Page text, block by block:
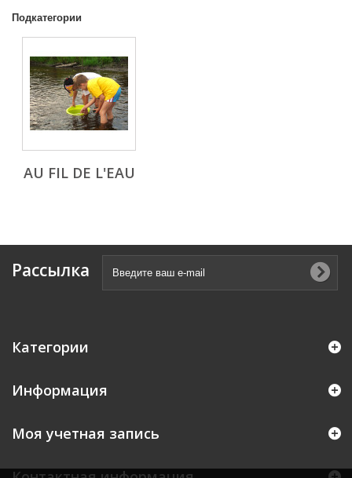
Подкатегории
AU FIL DE L'EAU
Рассылка
Категории
Информация
Моя учетная запись